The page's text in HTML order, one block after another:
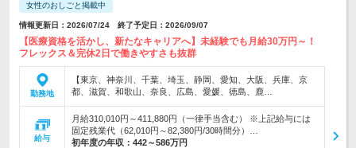
女性のおしごと掲載中
情報更新日：2026/07/24 終了予定日：2026/09/07
【医療資格を活かし、新たなキャリアへ】未経験でも月給30万円～！
フレックス＆完休2日で働きやすさも抜群
勤務地
【東京、神奈川、千葉、埼玉、静岡、愛知、大阪、兵庫、京
都、滋賀、和歌山、奈良、広島、愛媛、徳島、鹿…
給与
月給310,010円～411,880円（一律手当含む） ※上記給与には
固定残業代（62,010円～82,380円/30時間分）…
初年度の年収： 442～586万円